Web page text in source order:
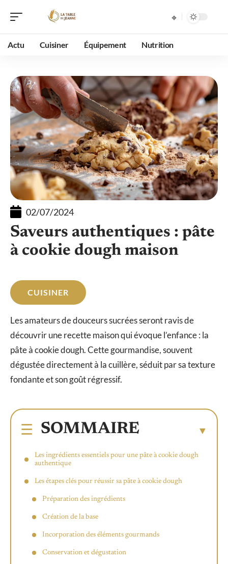
Actu Cuisiner Équipement Nutrition
02/07/2024
Saveurs authentiques : pâte
à cookie dough maison
CUISINER
Les amateurs de douceurs sucrées seront ravis de
découvrir une recette maison qui évoque l’enfance : la
pâte à cookie dough. Cette gourmandise, souvent
dégustée directement à la cuillère, séduit par sa texture
fondante et son goût régressif.
SOMMAIRE
Les ingrédients essentiels pour une pâte à cookie dough
authentique
Les étapes clés pour réussir sa pâte à cookie dough
Préparation des ingrédients
Création de la base
Incorporation des éléments gourmands
Conservation et dégustation